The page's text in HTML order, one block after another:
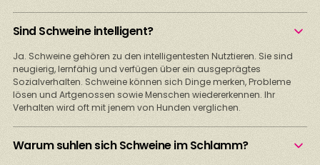
Sind Schweine intelligent?
Ja. Schweine gehören zu den intelligentesten Nutztieren. Sie sind
neugierig, lernfähig und verfügen über ein ausgeprägtes
Sozialverhalten. Schweine können sich Dinge merken, Probleme
lösen und Artgenossen sowie Menschen wiedererkennen. Ihr
Verhalten wird oft mit jenem von Hunden verglichen.
Warum suhlen sich Schweine im Schlamm?